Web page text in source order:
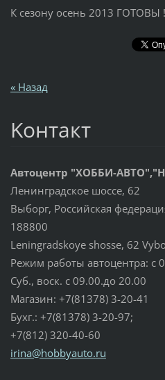
К сезону осень 2013 ГОТОВЫ !
« Назад
Koнтакт
Автоцентр "ХОББИ-
Ленинградское шоссе, 62
Выборг, Российская
188800
Leningradskoye shosse, 62
Режим работы автоцентра: с
Суб., воск. с 09.00.до 20.00
Магазин: +7(81378) 3-20-41
Бухг.: +7(81378) 3-20-97;
+7(812) 320-40-60
irina@hobbyauto.ru